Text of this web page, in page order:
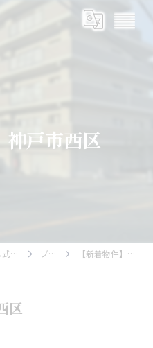
神戸市西区
兵庫県神戸市の不動産売却なら株式会社Wing不動産流通 ブログ 【新着物件】神戸市西区
区